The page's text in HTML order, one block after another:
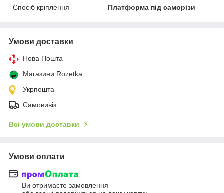
Спосіб кріплення
Платформа під саморізи
Умови доставки
Нова Пошта
Магазини Rozetka
Укрпошта
Самовивіз
Всі умови доставки
Умови оплати
Ви отримаєте замовлення